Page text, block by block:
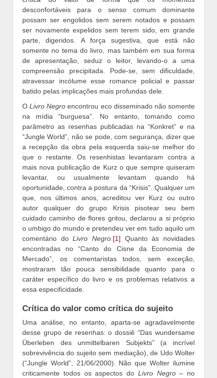
desconfortáveis para o senso comum dominante
possam ser engolidos sem serem notados e possam
ser novamente expelidos sem terem sido, em grande
parte, digeridos. A força sugestiva, que está não
somente no tema do livro, mas também em sua forma
de apresentação, seduz o leitor, levando-o a uma
compreensão precipitada. Pode-se, sem dificuldade,
atravessar incólume esse romance policial e passar
batido pelas implicações mais profundas dele.
OLivro Negro encontrou eco disseminado não somente
na mídia “burguesa”. No entanto, tomando como
parâmetro as resenhas publicadas na “Konkret” e na
“Jungle World”, não se pode, com segurança, dizer que
a recepção da obra pela esquerda saiu-se melhor do
que o restante. Os resenhistas levantaram contra a
mais nova publicação de Kurz o que sempre quiseram
levantar, ou usualmente levantam quando há
oportunidade, contra a postura da “Krisis”. Qualquer um
que, nos últimos anos, acreditou ver Kurz ou outro
autor qualquer do grupo Krisis pisotear seu bem
cuidado caminho de flores gritou, declarou a si próprio
o umbigo do mundo e pretendeu ver em tudo aquilo um
comentário doLivro Negro [1] Quanto às novidades
encontradas no “Canto do Cisne da Economia de
Mercado”, os comentaristas todos, sem exceção,
mostraram tão pouca sensibilidade quanto para o
caráter específico do livro e os problemas relativos a
essa especificidade.
Crítica do valor como crítica do sujeito
Uma análise, no entanto, aparta-se agradavelmente
desse grupo de resenhas: o dossiê “Das wundersame
Überleben des unmittelbaren Subjekts” (a incrível
sobrevivência do sujeito sem mediação), de Udo Wolter
(“Jungle World”, 21/06/2000). Não que Wolter ilumine
criticamente todos os aspectos do Livro Negro– no